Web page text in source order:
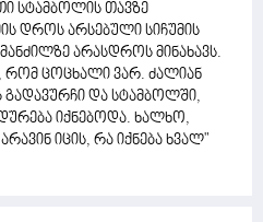
სტამბოლის თავზე
დროს არსებული სიჩუმის
არასდროს მინახავს.
რომ ცოცხალი ვარ. ძალიან
და სტამბოლში,
იქნებოდა. ხალხო,
იცის, რა იქნება ხვალ"